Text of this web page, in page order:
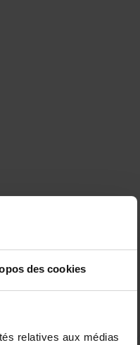
des cookies
relatives aux médias